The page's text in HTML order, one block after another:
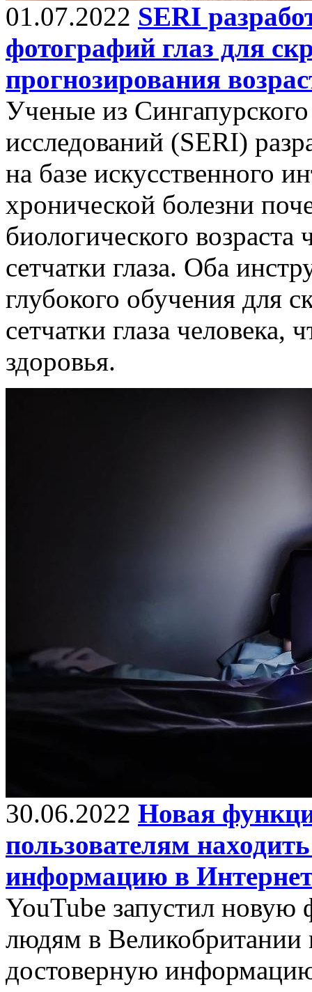
01.07.2022 SERI
фотографий глаз для
прогнозирования
Ученые из
исследований (SERI)
на базе искусственного
хронической болезни
биологического
сетчатки глаза. Оба
глубокого обучения для
сетчатки глаза человека,
здоровья.
30.06.2022 Новая
пользователям
информацию в
YouTube запустил
людям в Великобритании
достоверную